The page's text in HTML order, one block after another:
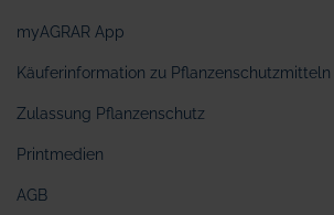
myAGRAR App
Käuferinformation zu Pflanzenschutzmitteln
Zulassung Pflanzenschutz
Printmedien
AGB